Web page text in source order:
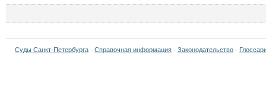
Суды Санкт-Петербурга · Справочная информация · Законодательство ·